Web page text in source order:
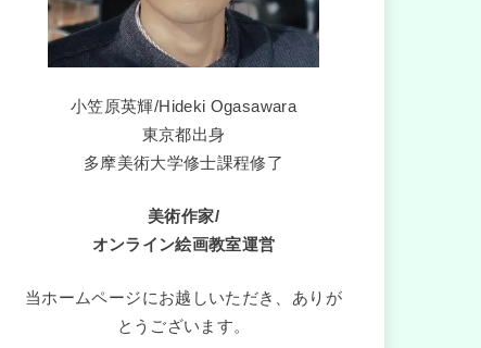
小笠原英輝/Hideki Ogasawara
東京都出身
多摩美術大学修士課程修了
美術作家/
オンライン絵画教室運営
当ホームページにお越しいただき、ありが
とうございます。